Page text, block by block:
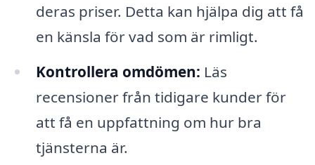
deras priser. Detta kan hjälpa dig att få
en känsla för vad som är rimligt.
Kontrollera omdömen: Läs
recensioner från tidigare kunder för
att få en uppfattning om hur bra
tjänsterna är.